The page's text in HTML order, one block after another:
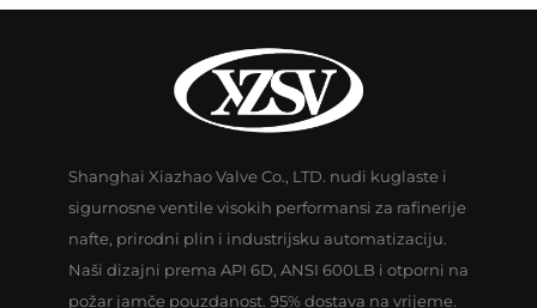
Shanghai Xiazhao Valve Co., LTD. nudi kuglaste i
sigurnosne ventile visokih performansi za rafinerije
nafte, prirodni plin i industrijsku automatizaciju.
Naši dizajni prema API 6D, ANSI 600LB i otporni na
požar jamče pouzdanost. 95% dostava na vrijeme.